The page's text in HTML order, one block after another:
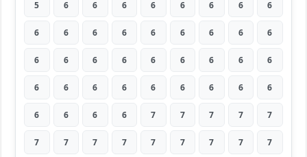
5 6 6 6 6 6 6 6 6
6 6 6 6 6 6 6 6 6
6 6 6 6 6 6 6 6 6
6 6 6 6 6 6 6 6 6
6 6 6 6 7 7 7 7 7
7 7 7 7 7 7 7 7 7